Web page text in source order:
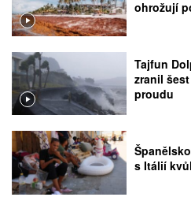
ohrožují
Tajfun
zranil
proudu
s Itálií